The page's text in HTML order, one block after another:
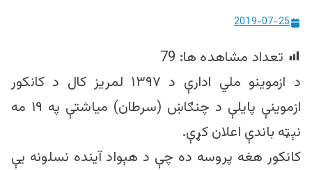
مرکز
2019-07-25
تعداد مشاهده ها: 79
د ازموینو ملي ادارې د ۱۳۹۷ لمریز کال د کانکور
ازموینې پایلې د چنګاښ (سرطان) میاشتې په ۱۹ مه
نېټه باندې اعلان کړې.
کانکور هغه پروسه ده چې د هېواد آینده نسلونه یې